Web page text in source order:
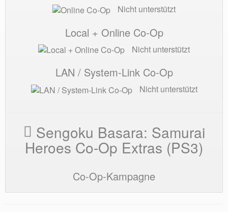
Nicht unterstützt
Local + Online Co-Op
Nicht unterstützt
LAN / System-Link Co-Op
Nicht unterstützt
Sengoku Basara: Samurai
Heroes Co-Op Extras (PS3)
Co-Op-Kampagne